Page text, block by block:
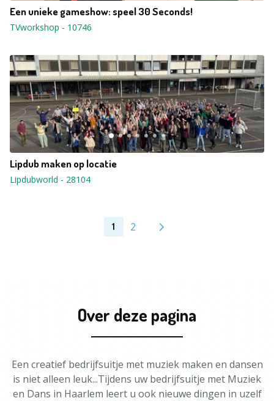
Een unieke gameshow: speel 30 Seconds!
TVworkshop - 10746
Lipdub maken op locatie
Lipdubworld - 28104
1 2
Over deze pagina
Een creatief bedrijfsuitje met muziek maken en dansen
is niet alleen leuk...Tijdens uw bedrijfsuitje met Muziek
en Dans in Haarlem leert u ook nieuwe dingen in uzelf